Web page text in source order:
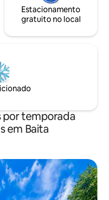
Estacionamento
gratuito no local
por temporada
em Baita